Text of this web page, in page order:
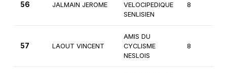
56 JALMAIN JEROME
VELOCIPEDIQUE
SENLISIEN
8
57 LAOUT VINCENT
AMIS DU
CYCLISME
NESLOIS
8